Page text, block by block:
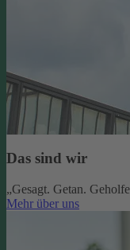
Das sind wir
„Gesagt. Getan.
Mehr über uns